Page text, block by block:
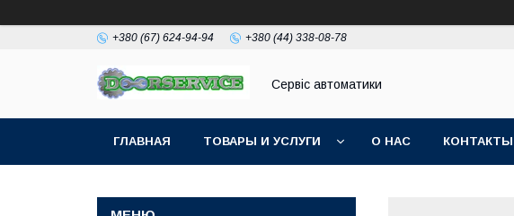
+380 (67) 624-94-94 +380 (44) 338-08-78
Сервіс автоматики
ГЛАВНАЯ ТОВАРЫ И УСЛУГИ О НАС КОНТАКТЫ